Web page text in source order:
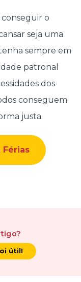
o
seja uma
sempre em
patronal
dos
conseguem
justa.
Férias
?
útil!